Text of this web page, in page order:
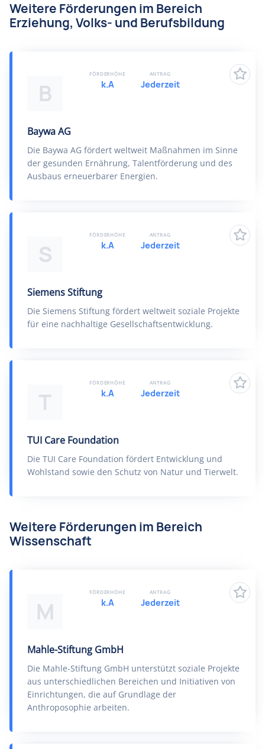
Weitere Förderungen im Bereich
Erziehung, Volks- und Berufsbildung
B
Baywa AG
Die Baywa AG fördert weltweit Maßnahmen im Sinne
der gesunden Ernährung, Talentförderung und des
Ausbaus erneuerbarer Energien.
FÖRDERHÖHE
k.A
ANTRAG
Jederzeit
S
Siemens Stiftung
Die Siemens Stiftung fördert weltweit soziale Projekte
für eine nachhaltige Gesellschaftsentwicklung.
FÖRDERHÖHE
k.A
ANTRAG
Jederzeit
T
TUI Care Foundation
Die TUI Care Foundation fördert Entwicklung und
Wohlstand sowie den Schutz von Natur und Tierwelt.
FÖRDERHÖHE
k.A
ANTRAG
Jederzeit
Weitere Förderungen im Bereich
Wissenschaft
M
Mahle-Stiftung GmbH
Die Mahle-Stiftung GmbH unterstützt soziale Projekte
aus unterschiedlichen Bereichen und Initiativen von
Einrichtungen, die auf Grundlage der
Anthroposophie arbeiten.
FÖRDERHÖHE
k.A
ANTRAG
Jederzeit